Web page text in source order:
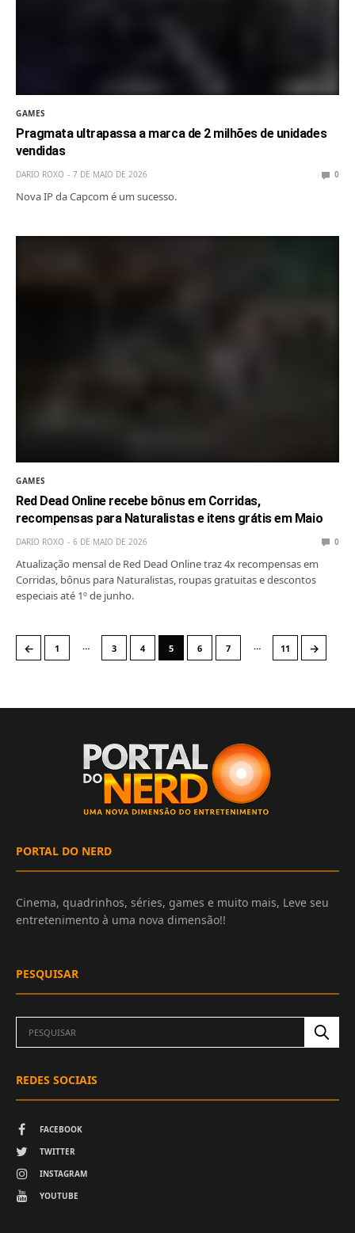
GAMES
Pragmata ultrapassa a marca de 2 milhões de unidades
vendidas
DARIO ROXO 7 DE MAIO DE 2026 0
Nova IP da Capcom é um sucesso.
GAMES
Red Dead Online recebe bônus em Corridas,
recompensas para Naturalistas e itens grátis em Maio
DARIO ROXO 6 DE MAIO DE 2026 0
Atualização mensal de Red Dead Online traz 4x recompensas em
Corridas, bônus para Naturalistas, roupas gratuitas e descontos
especiais até 1º de junho.
← 1 … 3 4 5 6 7 … 11 →
PORTAL DO NERD
Cinema, quadrinhos, séries, games e muito mais, Leve seu
entretenimento à uma nova dimensão!!
PESQUISAR
REDES SOCIAIS
FACEBOOK
TWITTER
INSTAGRAM
YOUTUBE